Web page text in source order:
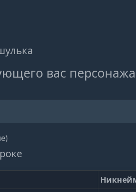
вас